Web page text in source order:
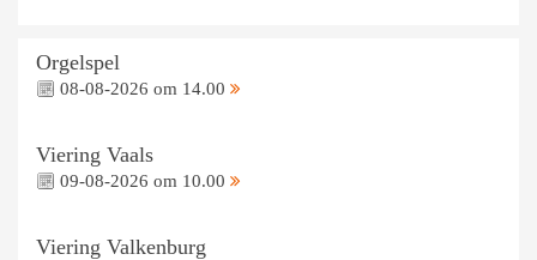
Orgelspel
08-08-2026 om 14.00
Viering Vaals
09-08-2026 om 10.00
Viering Valkenburg